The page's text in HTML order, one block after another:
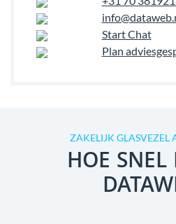
Start Chat
Plan
ZAKELIJK GLASVEZEL
HOE SNEL